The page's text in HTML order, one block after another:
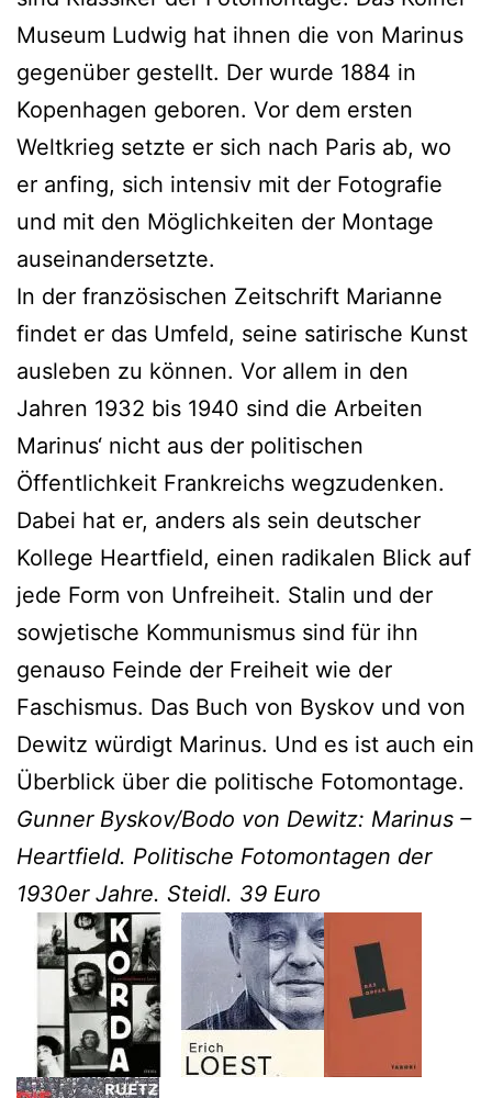
Museum Ludwig hat ihnen die von Marinus
gegenüber gestellt. Der wurde 1884 in
Kopenhagen geboren. Vor dem ersten
Weltkrieg setzte er sich nach Paris ab, wo
er anfing, sich intensiv mit der Fotografie
und mit den Möglichkeiten der Montage
auseinandersetzte.
In der französischen Zeitschrift Marianne
findet er das Umfeld, seine satirische Kunst
ausleben zu können. Vor allem in den
Jahren 1932 bis 1940 sind die Arbeiten
Marinus‘ nicht aus der politischen
Öffentlichkeit Frankreichs wegzudenken.
Dabei hat er, anders als sein deutscher
Kollege Heartfield, einen radikalen Blick auf
jede Form von Unfreiheit. Stalin und der
sowjetische Kommunismus sind für ihn
genauso Feinde der Freiheit wie der
Faschismus. Das Buch von Byskov und von
Dewitz würdigt Marinus. Und es ist auch ein
Überblick über die politische Fotomontage.
Gunner Byskov/Bodo von Dewitz: Marinus –
Heartfield. Politische Fotomontagen der
1930er Jahre. Steidl. 39 Euro